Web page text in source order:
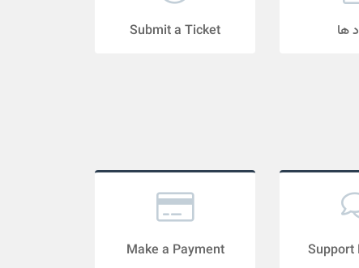
ها Submit a Ticket
Support
Make a Payment